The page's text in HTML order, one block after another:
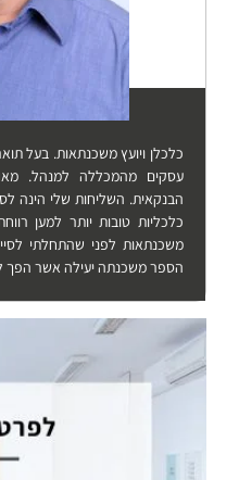
כלכלן ויועץ משכנתאות. בעל
עסקים מהמכללה למנהל.
הבנקאית. השליחות שלי הינה
משכנתאות לפני שהתחלתי
הספר משכנתה יעילה אשר הפך